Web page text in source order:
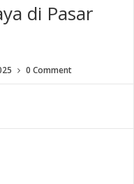
di Pasar
0 Comment